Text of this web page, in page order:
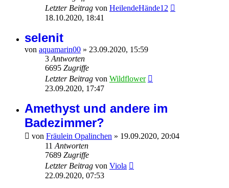
Letzter Beitrag von HeilendeHände12
18.10.2020, 18:41
selenit
von aquamarin00 » 23.09.2020, 15:59
3 Antworten
6695 Zugriffe
Letzter Beitrag von Wildflower
23.09.2020, 17:47
Amethyst und andere im
Badezimmer?
von Fräulein Opalinchen » 19.09.2020, 20:04
11 Antworten
7689 Zugriffe
Letzter Beitrag von Viola
22.09.2020, 07:53